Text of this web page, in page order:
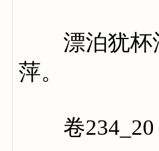
漂泊犹杯酒
萍。
卷234_20